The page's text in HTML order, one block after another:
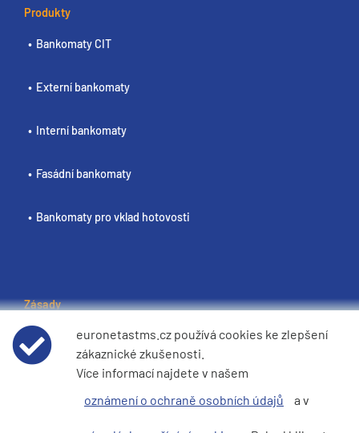
Produkty
Bankomaty CIT
Externí bankomaty
Interní bankomaty
Fasádní bankomaty
Bankomaty pro vklad hotovosti
Zásady
Podmínky používání webových stránek
Oznameni o ochrane osobnich udaju
euronetastms.cz používá cookies ke zlepšení
zákaznické zkušenosti.
Více informací najdete v našem
oznámení o ochraně osobních údajů
a v